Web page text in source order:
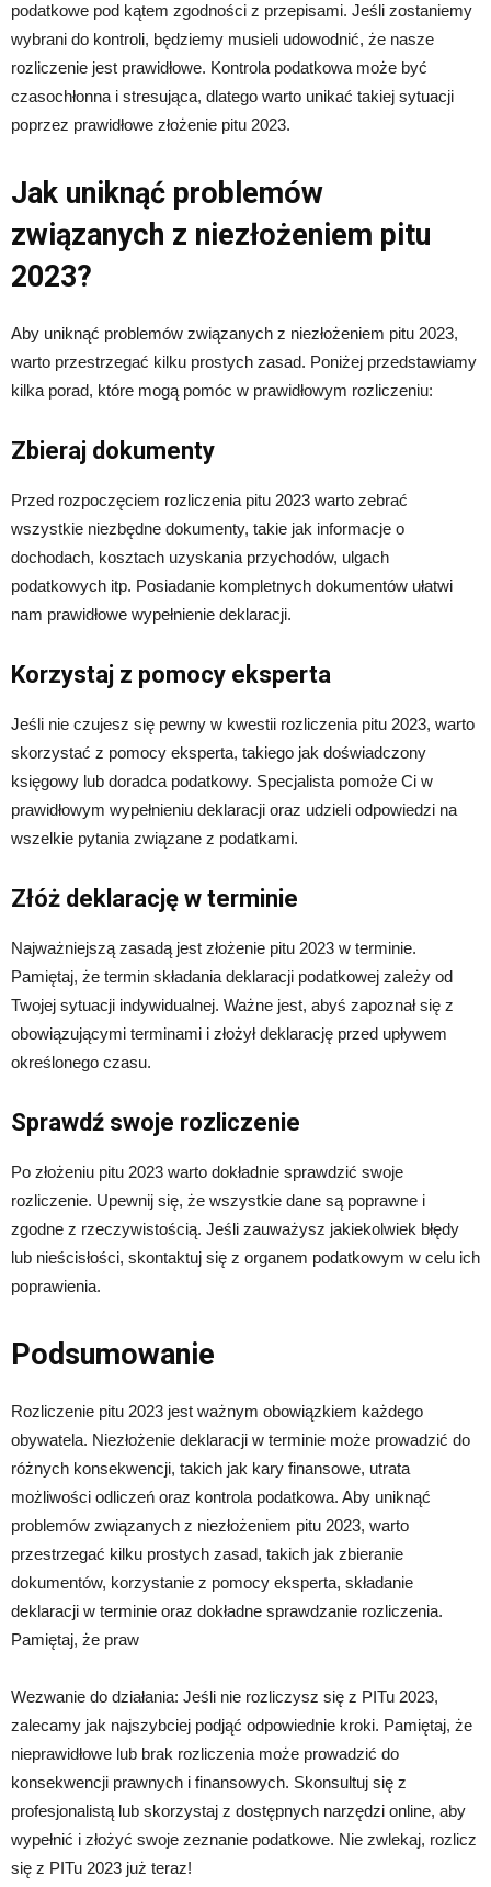
podatkowe pod kątem zgodności z przepisami. Jeśli zostaniemy
wybrani do kontroli, będziemy musieli udowodnić, że nasze
rozliczenie jest prawidłowe. Kontrola podatkowa może być
czasochłonna i stresująca, dlatego warto unikać takiej sytuacji
poprzez prawidłowe złożenie pitu 2023.
Jak uniknąć problemów
związanych z niezłożeniem pitu
2023?
Aby uniknąć problemów związanych z niezłożeniem pitu 2023,
warto przestrzegać kilku prostych zasad. Poniżej przedstawiamy
kilka porad, które mogą pomóc w prawidłowym rozliczeniu:
Zbieraj dokumenty
Przed rozpoczęciem rozliczenia pitu 2023 warto zebrać
wszystkie niezbędne dokumenty, takie jak informacje o
dochodach, kosztach uzyskania przychodów, ulgach
podatkowych itp. Posiadanie kompletnych dokumentów ułatwi
nam prawidłowe wypełnienie deklaracji.
Korzystaj z pomocy eksperta
Jeśli nie czujesz się pewny w kwestii rozliczenia pitu 2023, warto
skorzystać z pomocy eksperta, takiego jak doświadczony
księgowy lub doradca podatkowy. Specjalista pomoże Ci w
prawidłowym wypełnieniu deklaracji oraz udzieli odpowiedzi na
wszelkie pytania związane z podatkami.
Złóż deklarację w terminie
Najważniejszą zasadą jest złożenie pitu 2023 w terminie.
Pamiętaj, że termin składania deklaracji podatkowej zależy od
Twojej sytuacji indywidualnej. Ważne jest, abyś zapoznał się z
obowiązującymi terminami i złożył deklarację przed upływem
określonego czasu.
Sprawdź swoje rozliczenie
Po złożeniu pitu 2023 warto dokładnie sprawdzić swoje
rozliczenie. Upewnij się, że wszystkie dane są poprawne i
zgodne z rzeczywistością. Jeśli zauważysz jakiekolwiek błędy
lub nieścisłości, skontaktuj się z organem podatkowym w celu ich
poprawienia.
Podsumowanie
Rozliczenie pitu 2023 jest ważnym obowiązkiem każdego
obywatela. Niezłożenie deklaracji w terminie może prowadzić do
różnych konsekwencji, takich jak kary finansowe, utrata
możliwości odliczeń oraz kontrola podatkowa. Aby uniknąć
problemów związanych z niezłożeniem pitu 2023, warto
przestrzegać kilku prostych zasad, takich jak zbieranie
dokumentów, korzystanie z pomocy eksperta, składanie
deklaracji w terminie oraz dokładne sprawdzanie rozliczenia.
Pamiętaj, że praw
Wezwanie do działania: Jeśli nie rozliczysz się z PITu 2023,
zalecamy jak najszybciej podjąć odpowiednie kroki. Pamiętaj, że
nieprawidłowe lub brak rozliczenia może prowadzić do
konsekwencji prawnych i finansowych. Skonsultuj się z
profesjonalistą lub skorzystaj z dostępnych narzędzi online, aby
wypełnić i złożyć swoje zeznanie podatkowe. Nie zwlekaj, rozlicz
się z PITu 2023 już teraz!